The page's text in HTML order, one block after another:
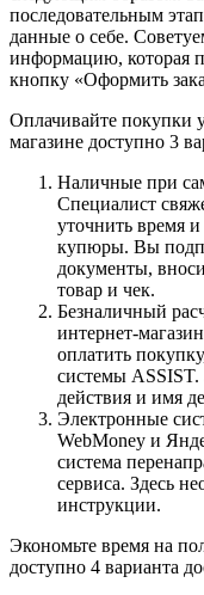
последовательным
данные о себе.
информацию, которая
кнопку «Оформить
Оплачивайте покупки
магазине доступно 3
Наличные при
Специалист
уточнить время
купюры. Вы
документы,
товар и чек.
Безналичный
интернет-
оплатить
системы ASSIST.
действия и имя
Электронные
WebMoney и
система
сервиса. Здесь
инструкции.
Экономьте время на
доступно 4 варианта